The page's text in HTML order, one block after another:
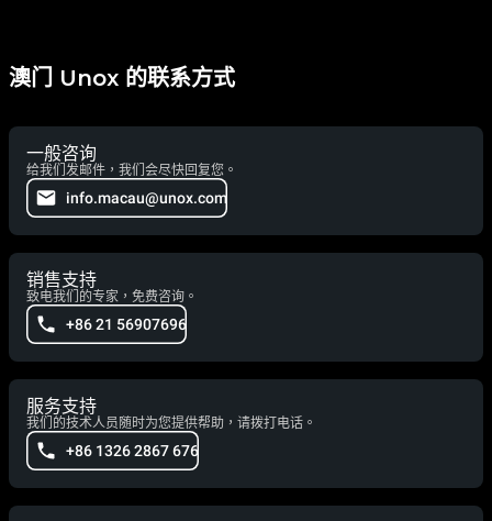
澳门 Unox 的联系方式
一般咨询
给我们发邮件，我们会尽快回复您。
info.macau@unox.com
销售支持
致电我们的专家，免费咨询。
+86 21 56907696
服务支持
我们的技术人员随时为您提供帮助，请拨打电话。
+86 1326 2867 676